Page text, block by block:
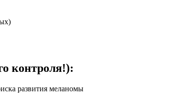
контроля!):
развития меланомы